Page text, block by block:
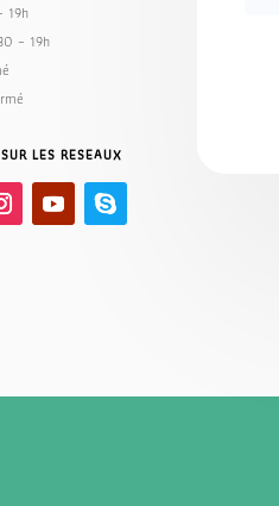
19h
– 19h
LES RESEAUX